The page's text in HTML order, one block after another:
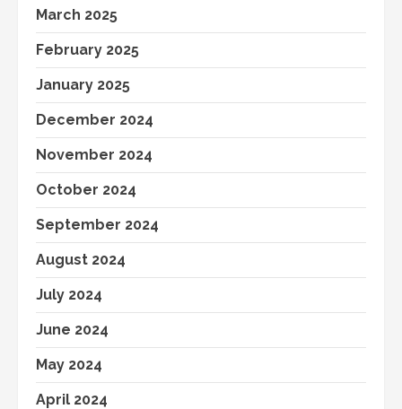
March 2025
February 2025
January 2025
December 2024
November 2024
October 2024
September 2024
August 2024
July 2024
June 2024
May 2024
April 2024